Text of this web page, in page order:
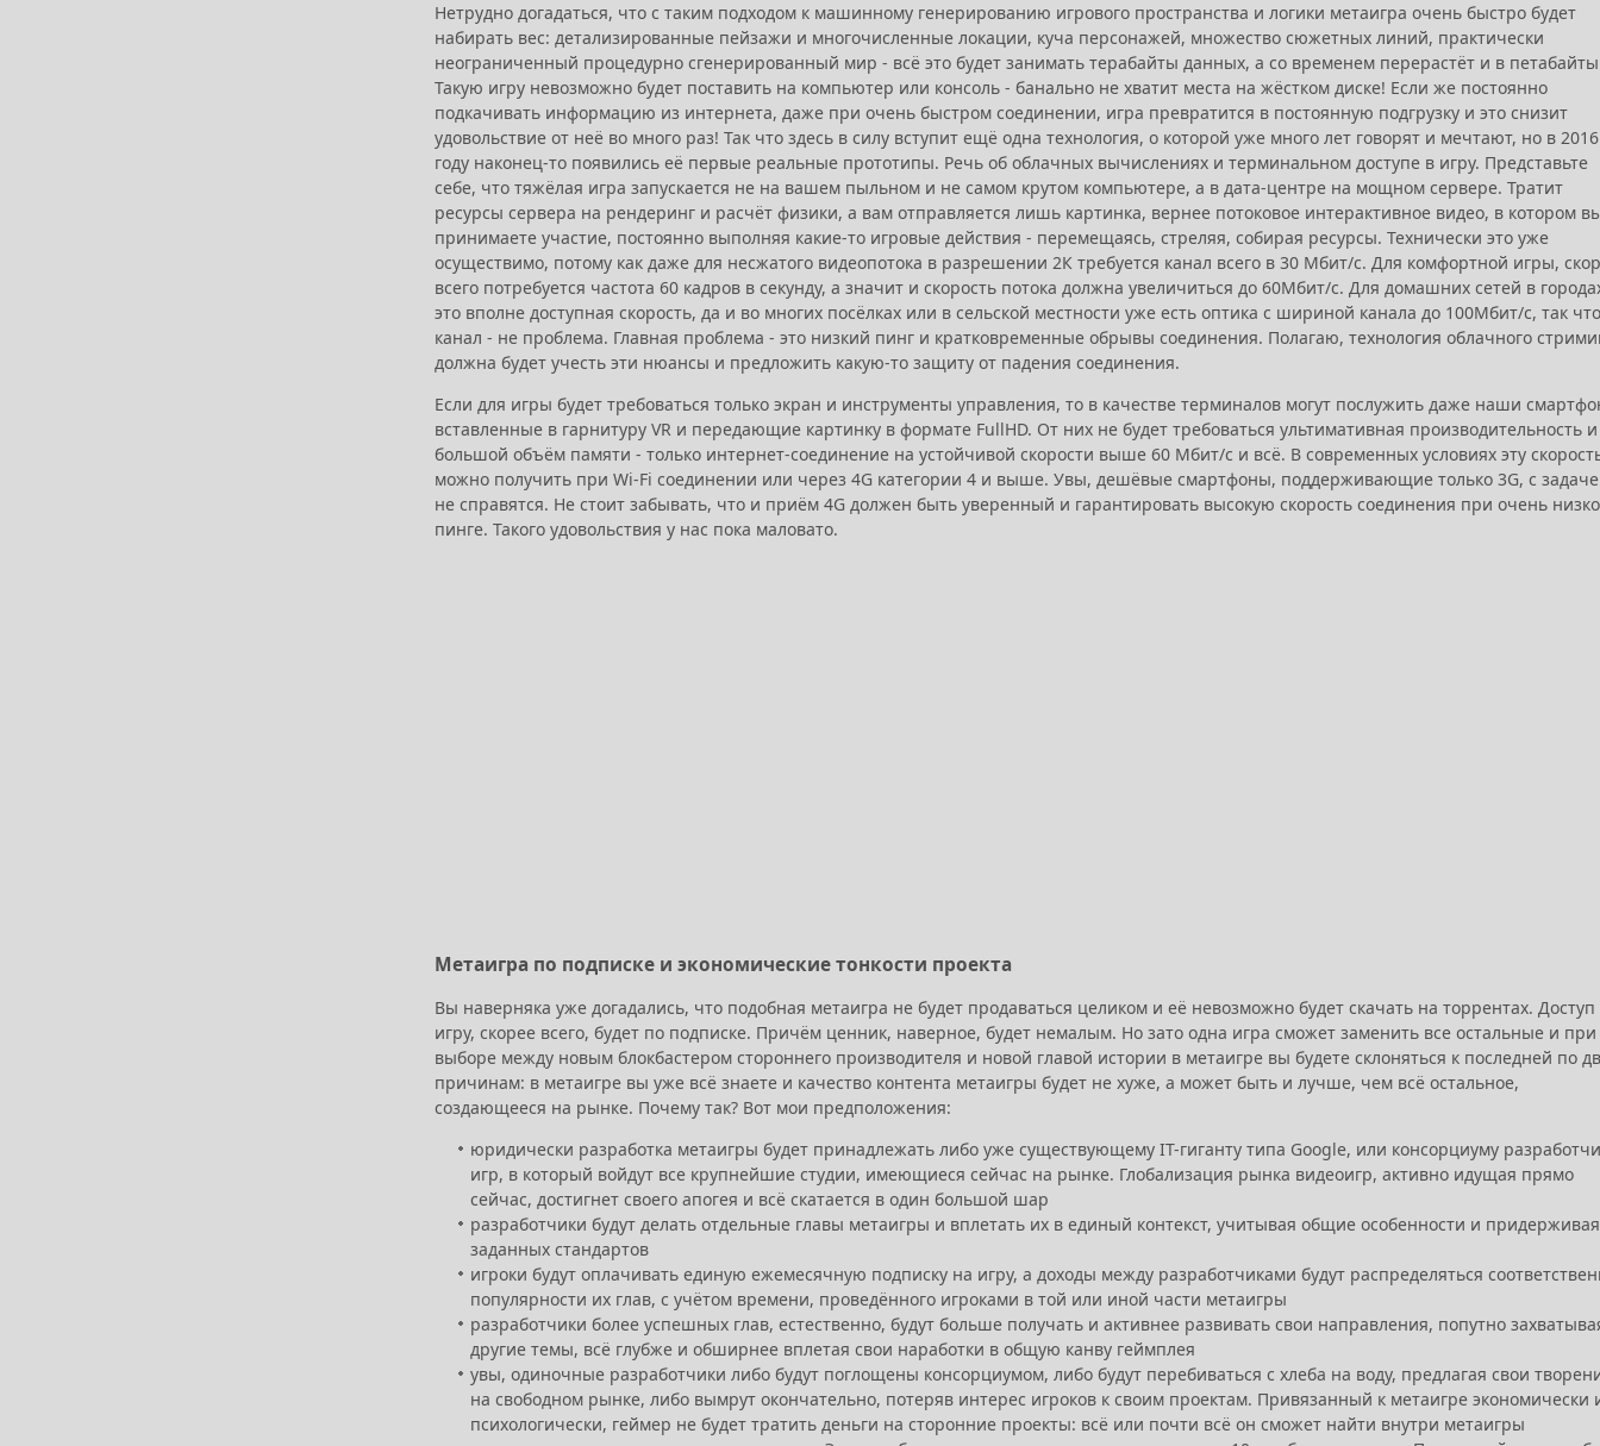
Нетрудно догадаться, что с таким подходом к машинному генерированию игрового пространства и логики метаигра очень быстро будет
набирать вес: детализированные пейзажи и многочисленные локации, куча персонажей, множество сюжетных линий, практически
неограниченный процедурно сгенерированный мир - всё это будет занимать терабайты данных, а со временем перерастёт и в
Такую игру невозможно будет поставить на компьютер или консоль - банально не хватит места на жёстком диске! Если же постоянно
подкачивать информацию из интернета, даже при очень быстром соединении, игра превратится в постоянную подгрузку и это снизит
удовольствие от неё во много раз! Так что здесь в силу вступит ещё одна технология, о которой уже много лет говорят и мечтают, но в 2016
году наконец-то появились её первые реальные прототипы. Речь об облачных вычислениях и терминальном доступе в игру. Представьте
себе, что тяжёлая игра запускается не на вашем пыльном и не самом крутом компьютере, а в дата-центре на мощном сервере. Тратит
ресурсы сервера на рендеринг и расчёт физики, а вам отправляется лишь картинка, вернее потоковое интерактивное видео, в котором
принимаете участие, постоянно выполняя какие-то игровые действия - перемещаясь, стреляя, собирая ресурсы. Технически это уже
осуществимо, потому как даже для несжатого видеопотока в разрешении 2К требуется канал всего в 30 Мбит/с. Для комфортной игры,
всего потребуется частота 60 кадров в секунду, а значит и скорость потока должна увеличиться до 60Мбит/с. Для домашних сетей в
это вполне доступная скорость, да и во многих посёлках или в сельской местности уже есть оптика с шириной канала до 100Мбит/с, так что
канал - не проблема. Главная проблема - это низкий пинг и кратковременные обрывы соединения. Полагаю, технология облачного
должна будет учесть эти нюансы и предложить какую-то защиту от падения соединения.
Если для игры будет требоваться только экран и инструменты управления, то в качестве терминалов могут послужить даже наши
вставленные в гарнитуру VR и передающие картинку в формате FullHD. От них не будет требоваться ультимативная производительность и
большой объём памяти - только интернет-соединение на устойчивой скорости выше 60 Мбит/с и всё. В современных условиях эту
можно получить при Wi-Fi соединении или через 4G категории 4 и выше. Увы, дешёвые смартфоны, поддерживающие только 3G, с
не справятся. Не стоит забывать, что и приём 4G должен быть уверенный и гарантировать высокую скорость соединения при очень
пинге. Такого удовольствия у нас пока маловато.
Метаигра по подписке и экономические тонкости проекта
Вы наверняка уже догадались, что подобная метаигра не будет продаваться целиком и её невозможно будет скачать на торрентах. Доступ
игру, скорее всего, будет по подписке. Причём ценник, наверное, будет немалым. Но зато одна игра сможет заменить все остальные и при
выборе между новым блокбастером стороннего производителя и новой главой истории в метаигре вы будете склоняться к последней по
причинам: в метаигре вы уже всё знаете и качество контента метаигры будет не хуже, а может быть и лучше, чем всё остальное,
создающееся на рынке. Почему так? Вот мои предположения:
юридически разработка метаигры будет принадлежать либо уже существующему IT-гиганту типа Google, или консорциуму
игр, в который войдут все крупнейшие студии, имеющиеся сейчас на рынке. Глобализация рынка видеоигр, активно идущая прямо
сейчас, достигнет своего апогея и всё скатается в один большой шар
разработчики будут делать отдельные главы метаигры и вплетать их в единый контекст, учитывая общие особенности и
заданных стандартов
игроки будут оплачивать единую ежемесячную подписку на игру, а доходы между разработчиками будут распределяться
популярности их глав, с учётом времени, проведённого игроками в той или иной части метаигры
разработчики более успешных глав, естественно, будут больше получать и активнее развивать свои направления, попутно
другие темы, всё глубже и обширнее вплетая свои наработки в общую канву геймплея
увы, одиночные разработчики либо будут поглощены консорциумом, либо будут перебиваться с хлеба на воду, предлагая свои
на свободном рынке, либо вымрут окончательно, потеряв интерес игроков к своим проектам. Привязанный к метаигре экономически
психологически, геймер не будет тратить деньги на сторонние проекты: всё или почти всё он сможет найти внутри метаигры